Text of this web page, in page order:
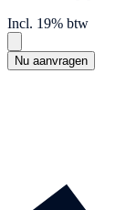
Incl. 19% btw
Nu aanvragen